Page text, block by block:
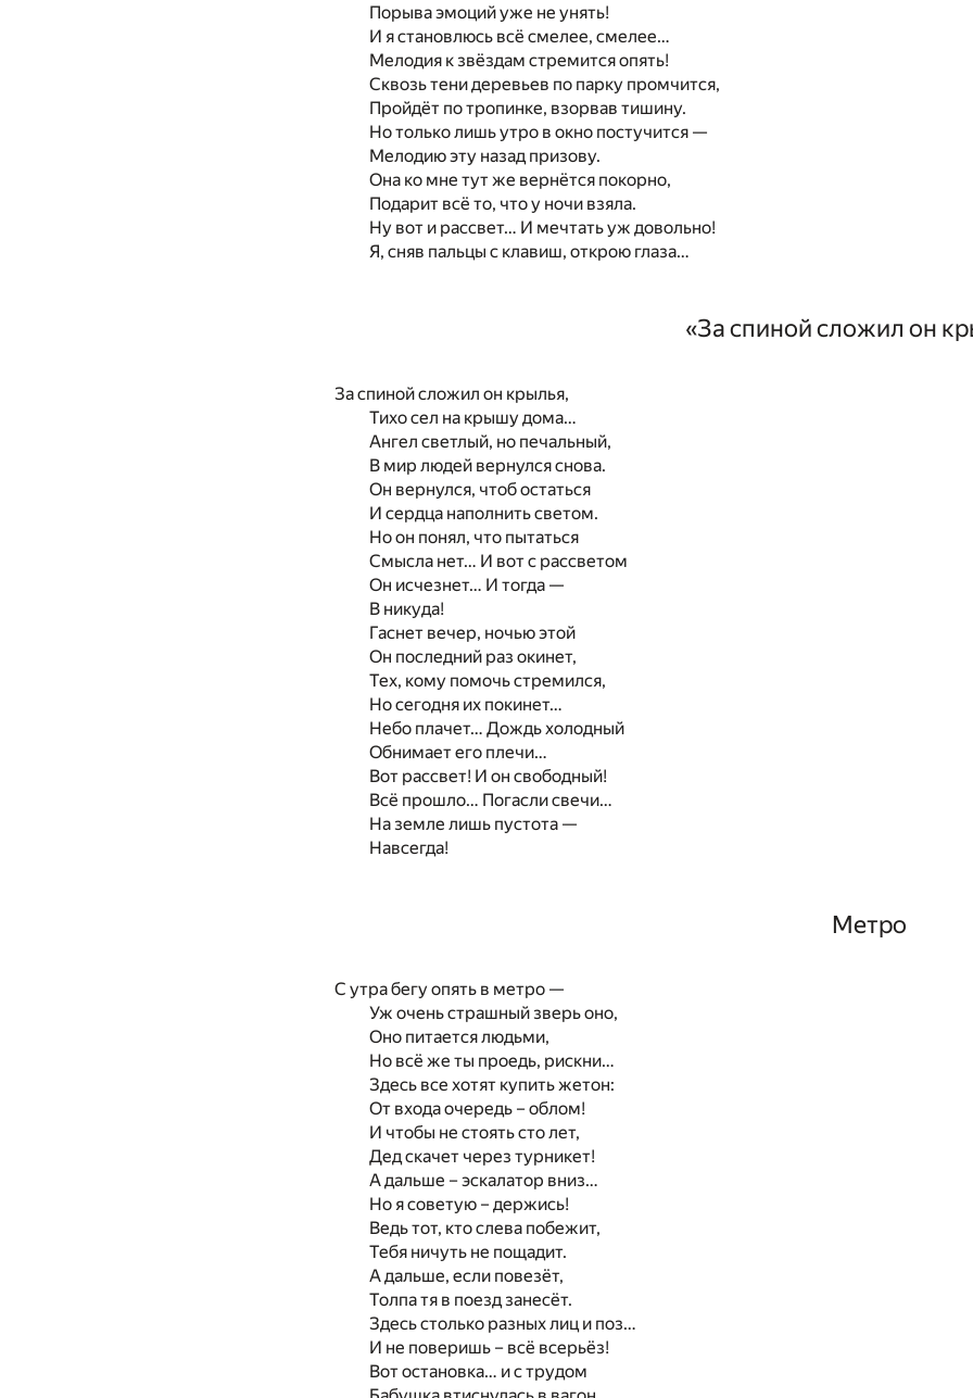
Порыва эмоций уже не унять!
И я становлюсь всё смелее, смелее…
Мелодия к звёздам стремится опять!
Сквозь тени деревьев по парку промчится,
Пройдёт по тропинке, взорвав тишину.
Но только лишь утро в окно постучится —
Мелодию эту назад призову.
Она ко мне тут же вернётся покорно,
Подарит всё то, что у ночи взяла.
Ну вот и рассвет… И мечтать уж довольно!
Я, сняв пальцы с клавиш, открою глаза…
«За спиной сложил он
За спиной сложил он крылья,
Тихо сел на крышу дома…
Ангел светлый, но печальный,
В мир людей вернулся снова.
Он вернулся, чтоб остаться
И сердца наполнить светом.
Но он понял, что пытаться
Смысла нет… И вот с рассветом
Он исчезнет… И тогда —
В никуда!
Гаснет вечер, ночью этой
Он последний раз окинет,
Тех, кому помочь стремился,
Но сегодня их покинет…
Небо плачет… Дождь холодный
Обнимает его плечи…
Вот рассвет! И он свободный!
Всё прошло… Погасли свечи…
На земле лишь пустота —
Навсегда!
Метро
С утра бегу опять в метро —
Уж очень страшный зверь оно,
Оно питается людьми,
Но всё же ты проедь, рискни…
Здесь все хотят купить жетон:
От входа очередь – облом!
И чтобы не стоять сто лет,
Дед скачет через турникет!
А дальше – эскалатор вниз…
Но я советую – держись!
Ведь тот, кто слева побежит,
Тебя ничуть не пощадит.
А дальше, если повезёт,
Толпа тя в поезд занесёт.
Здесь столько разных лиц и поз…
И не поверишь – всё всерьёз!
Вот остановка… и с трудом